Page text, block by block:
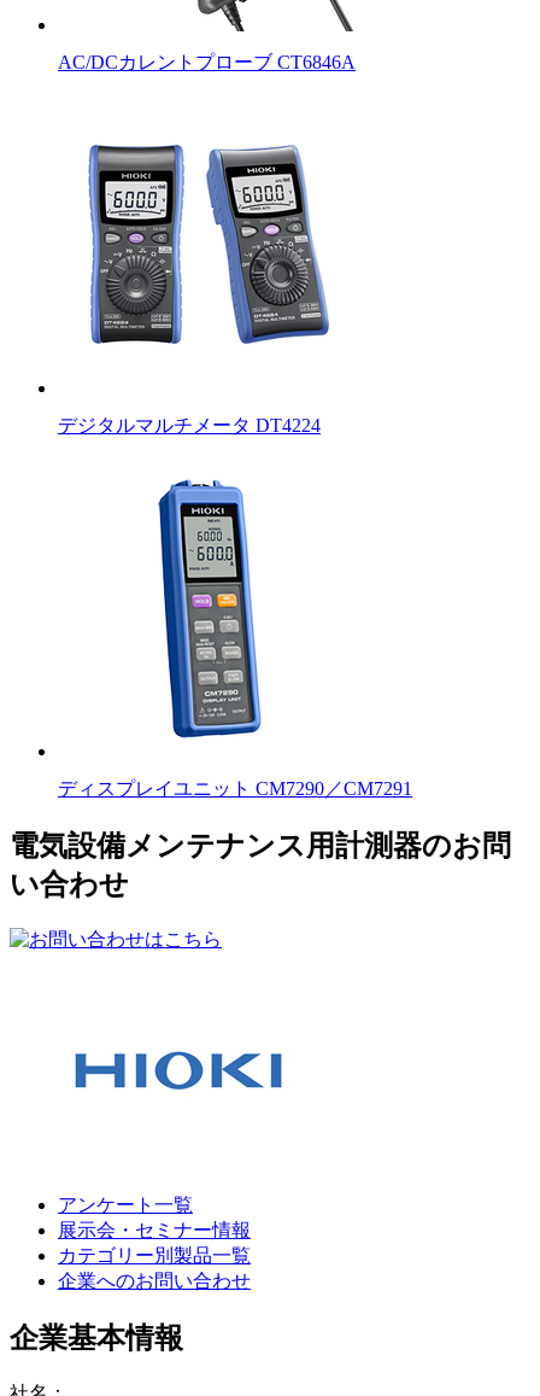
AC/DCカレントプローブ CT6846A
デジタルマルチメータ DT4224
ディスプレイユニット CM7290／CM7291
電気設備メンテナンス用計測器のお問
い合わせ
アンケート一覧
展示会・セミナー情報
カテゴリー別製品一覧
企業へのお問い合わせ
企業基本情報